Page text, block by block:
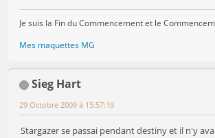
Je suis la Fin du Commencement et le
Mes maquettes MG
Sieg Hart
29 Octobre 2009 à 15:57:19
Stargazer se passai pendant destiny et il n'y